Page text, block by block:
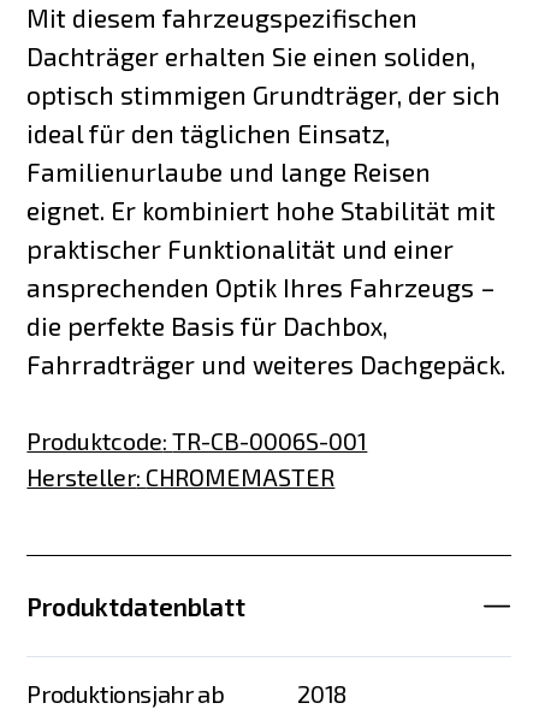
Mit diesem fahrzeugspezifischen
Dachträger erhalten Sie einen soliden,
optisch stimmigen Grundträger, der sich
ideal für den täglichen Einsatz,
Familienurlaube und lange Reisen
eignet. Er kombiniert hohe Stabilität mit
praktischer Funktionalität und einer
ansprechenden Optik Ihres Fahrzeugs –
die perfekte Basis für Dachbox,
Fahrradträger und weiteres Dachgepäck.
Produktcode:TR-CB-0006S-001
Hersteller: CHROMEMASTER
Produktdatenblatt
Produktionsjahr ab 2018